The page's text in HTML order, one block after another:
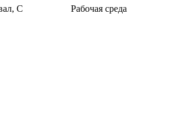
С Рабочая среда